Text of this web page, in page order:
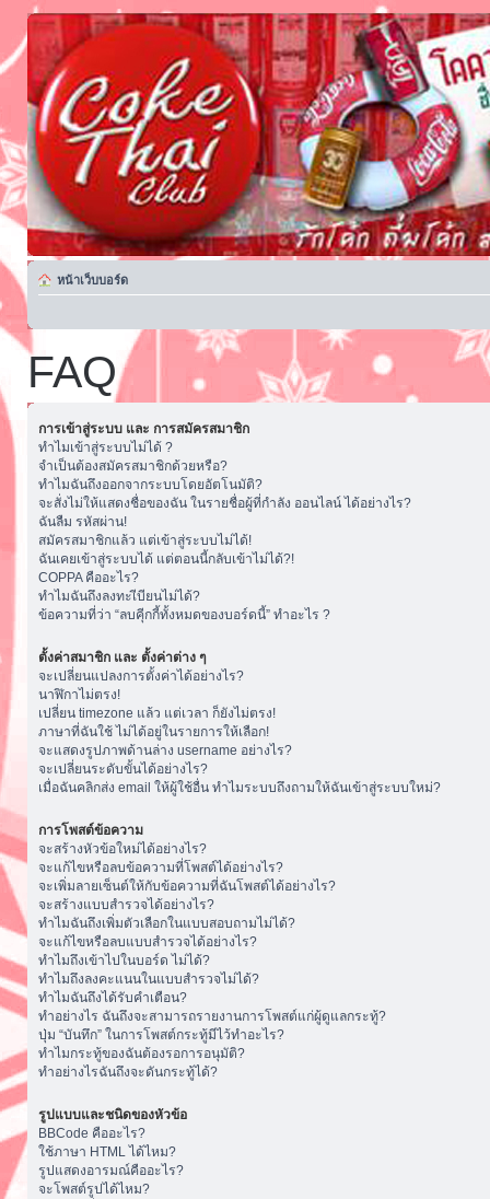
หน้าเว็บบอร์ด
FAQ
การเข้าสู่ระบบ และ การสมัครสมาชิก
ทำไมเข้าสู่ระบบไม่ได้ ?
จำเป็นต้องสมัครสมาชิกด้วยหรือ?
ทำไมฉันถึงออกจากระบบโดยอัตโนมัติ?
จะสั่งไม่ให้แสดงชื่อของฉัน ในรายชื่อผู้ที่กำลัง ออนไลน์ ได้อย่างไร?
ฉันลืม รหัสผ่าน!
สมัครสมาชิกแล้ว แต่เข้าสู่ระบบไม่ได้!
ฉันเคยเข้าสู่ระบบได้ แต่ตอนนี้กลับเข้าไม่ได้?!
COPPA คืออะไร?
ทำไมฉันถึงลงทะเีบียนไม่ได้?
ข้อความที่ว่า “ลบคุีกกี้ทั้งหมดของบอร์ดนี้” ทำอะไร ?
ตั้งค่าสมาชิก และ ตั้งค่าต่าง ๆ
จะเปลี่ยนแปลงการตั้งค่าได้อย่างไร?
นาฬิกาไม่ตรง!
เปลี่ยน timezone แล้ว แต่เวลา ก็ยังไม่ตรง!
ภาษาที่ฉันใช้ ไม่ได้อยู่ในรายการให้เลือก!
จะแสดงรูปภาพด้านล่าง username อย่างไร?
จะเปลี่ยนระดับขั้นได้อย่างไร?
เมื่อฉันคลิกส่ง email ให้ผู้ใช้อื่น ทำไมระบบถึงถามให้ฉันเข้าสู่ระบบใหม่?
การโพสต์ข้อความ
จะสร้างหัวข้อใหม่ได้อย่างไร?
จะแก้ไขหรือลบข้อความที่โพสต์ได้อย่างไร?
จะเพิ่มลายเซ็นต์ให้กับข้อความที่ฉันโพสต์ได้อย่างไร?
จะสร้างแบบสำรวจได้อย่างไร?
ทำไมฉันถึงเพิ่มตัวเลือกในแบบสอบถามไม่ได้?
จะแก้ไขหรือลบแบบสำรวจได้อย่างไร?
ทำไมถึงเข้าไปในบอร์ด ไม่ได้?
ทำไมถึงลงคะแนนในแบบสำรวจไม่ได้?
ทำไมฉันถึงได้รับคำเตือน?
ทำอย่างไร ฉันถึงจะสามารถรายงานการโพสต์แก่ผู้ดูแลกระทู้?
ปุ่ม “บันทึก” ในการโพสต์กระทู้มีไว้ทำอะไร?
ทำไมกระทู้ของฉันต้องรอการอนุมัติ?
ทำอย่างไรฉันถึงจะดันกระทู้ได้?
รูปแบบและชนิดของหัวข้อ
BBCode คืออะไร?
ใช้ภาษา HTML ได้ไหม?
รูปแสดงอารมณ์คืออะไร?
จะโพสต์รูปได้ไหม?